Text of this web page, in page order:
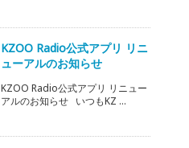
KZOO Radio公式アプリ リニ
ューアルのお知らせ
KZOO Radio公式アプリ リニュー
アルのお知らせ いつもKZ ...